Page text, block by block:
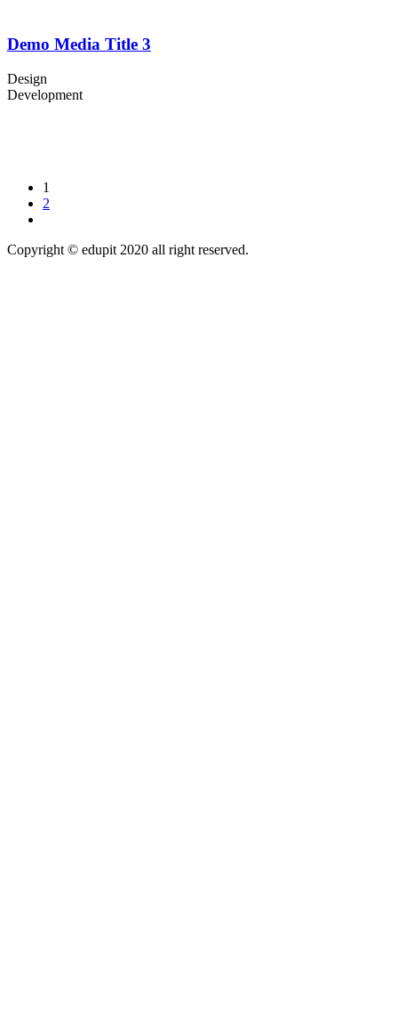
Demo Media Title 3
Design
Development
1
2
Copyright © edupit 2020 all right reserved.